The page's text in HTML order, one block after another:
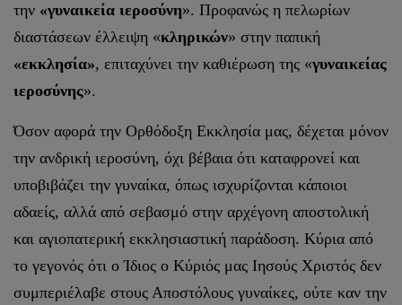
την «γυναικεία ιεροσύνη». Προφανώς η πελωρίων
διαστάσεων έλλειψη «κληρικών» στην παπική
«εκκλησία», επιταχύνει την καθιέρωση της «γυναικείας
ιεροσύνης».
Όσον αφορά την Ορθόδοξη Εκκλησία μας, δέχεται μόνον
την ανδρική ιεροσύνη, όχι βέβαια ότι καταφρονεί και
υποβιβάζει την γυναίκα, όπως ισχυρίζονται κάποιοι
αδαείς, αλλά από σεβασμό στην αρχέγονη αποστολική
και αγιοπατερική εκκλησιαστική παράδοση. Κύρια από
το γεγονός ότι ο Ίδιος ο Κύριός μας Ιησούς Χριστός δεν
συμπεριέλαβε στους Αποστόλους γυναίκες, ούτε καν την